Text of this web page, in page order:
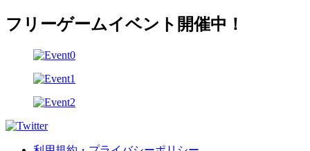
フリーゲームイベント開催中！